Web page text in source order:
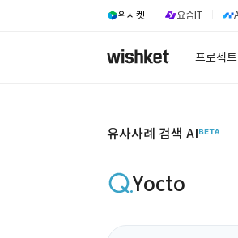
위시켓 요즘IT
프로젝
유사사례 검색 AI
Yocto